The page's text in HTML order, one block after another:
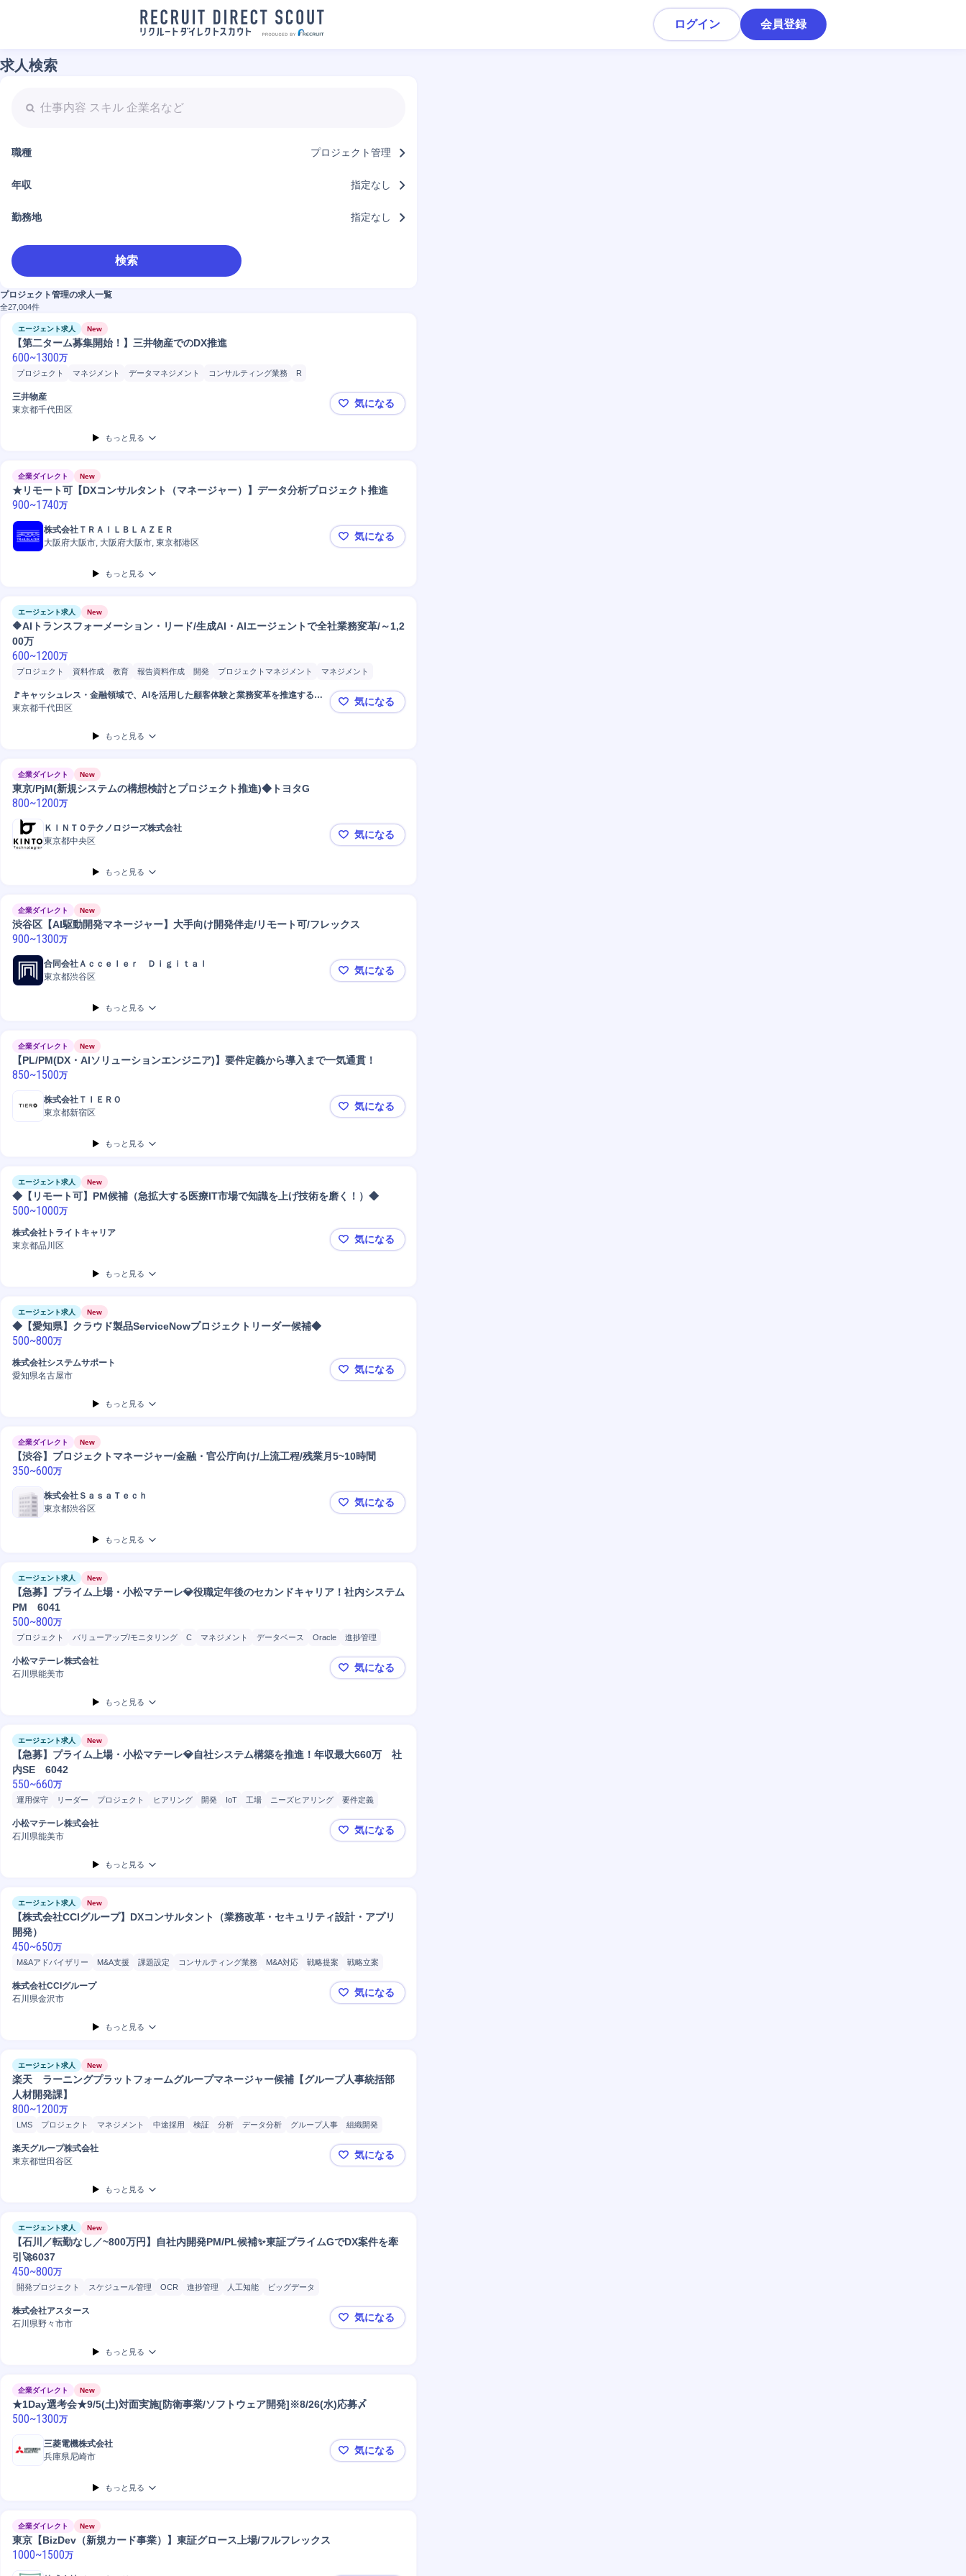
ログイン 会員登録
求人検索
職種 プロジェクト管理
年収 指定なし
勤務地 指定なし
検索
プロジェクト管理の求人一覧
全27,004件
エージェント求人 New
【第二ターム募集開始！】三井物産でのDX推進
600~1300万
プロジェクト マネジメント データマネジメント コンサルティング業務
R
プロジェクトマネジメント
三井物産
東京都千代田区
【第二ターム募集開始！】三井物産でのDX推進
気になる
もっと見る
企業ダイレクト New
★リモート可【DXコンサルタント（マネージャー）】データ分析プロジェクト推進
900~1740万
株式会社ＴＲＡＩＬＢＬＡＺＥＲ
大阪府大阪市, 大阪府大阪市, 東京都港区
★リモート可【DXコンサルタント（マネージャー）】データ分析プロジェクト推進
気になる
もっと見る
エージェント求人 New
🔶AIトランスフォーメーション・リード/生成AI・AIエージェントで全社業務変革/～1,2
00万
600~1200万
プロジェクト 資料作成 教育 報告資料作成 開発 プロジェクトマネジメント
マネジメント
開発プロジェクト コンプライアンス PoC 設計支援
ワークショップ開催
Python
SaaS
🚩キャッシュレス・金融領域で、AIを活用した顧客体験と業務変革を推進する事
業会社🚩
東京都千代田区 🔶AIトランスフォーメーション・リード/生成AI・AIエージェントで全社業務変革/～1,200万
気になる
もっと見る
企業ダイレクト New
東京/PjM(新規システムの構想検討とプロジェクト推進)◆トヨタG
800~1200万
ＫＩＮＴＯテクノロジーズ株式会社
東京都中央区
東京/PjM(新規システムの構想検討とプロジェクト推進)◆トヨタG
気になる
もっと見る
企業ダイレクト New
渋谷区【AI駆動開発マネージャー】大手向け開発伴走/リモート可/フレックス
900~1300万
合同会社Ａｃｃｅｌｅｒ Ｄｉｇｉｔａｌ
東京都渋谷区
渋谷区【AI駆動開発マネージャー】大手向け開発伴走/リモート可/フレックス
気になる
もっと見る
企業ダイレクト New
【PL/PM(DX・AIソリューションエンジニア)】要件定義から導入まで一気通貫！
850~1500万
株式会社ＴＩＥＲＯ
東京都新宿区
【PL/PM(DX・AIソリューションエンジニア)】要件定義から導入まで一気通貫！
気になる
もっと見る
エージェント求人 New
◆【リモート可】PM候補（急拡大する医療IT市場で知識を上げ技術を磨く！）◆
500~1000万
株式会社トライトキャリア
東京都品川区
◆【リモート可】PM候補（急拡大する医療IT市場で知識を上げ技術を磨く！）◆
気になる
もっと見る
エージェント求人 New
◆【愛知県】クラウド製品ServiceNowプロジェクトリーダー候補◆
500~800万
株式会社システムサポート
愛知県名古屋市
◆【愛知県】クラウド製品ServiceNowプロジェクトリーダー候補◆
気になる
もっと見る
企業ダイレクト New
【渋谷】プロジェクトマネージャー/金融・官公庁向け/上流工程/残業月5~10時間
350~600万
株式会社ＳａｓａＴｅｃｈ
東京都渋谷区
【渋谷】プロジェクトマネージャー/金融・官公庁向け/上流工程/残業月5~10時間
気になる
もっと見る
エージェント求人 New
【急募】プライム上場・小松マテーレ💎役職定年後のセカンドキャリア！社内システム
PM 6041
500~800万
プロジェクト バリューアップ/モニタリング C マネジメント データベース Oracle
進捗管理
スケジュール管理
リソース管理
小松マテーレ株式会社
石川県能美市
【急募】プライム上場・小松マテーレ💎役職定年後のセカンドキャリア！社内システムPM 6041
気になる
もっと見る
エージェント求人 New
【急募】プライム上場・小松マテーレ💎自社システム構築を推進！年収最大660万 社
内SE 6042
550~660万
運用保守 リーダー プロジェクト ヒアリング 開発 IoT 工場 ニーズヒアリング
要件定義
マネジメント
C Oracle
小松マテーレ株式会社
石川県能美市
【急募】プライム上場・小松マテーレ💎自社システム構築を推進！年収最大660万 社内SE 6042
気になる
もっと見る
エージェント求人 New
【株式会社CCIグループ】DXコンサルタント（業務改革・セキュリティ設計・アプリ
開発）
450~650万
M&Aアドバイザリー M&A支援 課題設定 コンサルティング業務 M&A対応 戦略提案
戦略立案
ローン/融資
M&Aコンサルティング
クラウド
サービス提供 顧客対応
営業
株式会社CCIグループ
石川県金沢市
【株式会社CCIグループ】DXコンサルタント（業務改革・セキュリティ設計・アプリ開発）
気になる
もっと見る
エージェント求人 New
楽天 ラーニングプラットフォームグループマネージャー候補【グループ人事統括部
人材開発課】
800~1200万
LMS プロジェクト マネジメント 中途採用 検証 分析 データ分析 グループ人事
組織開発
人事
運用保守 Workday
楽天グループ株式会社
東京都世田谷区
楽天 ラーニングプラットフォームグループマネージャー候補【グループ人事統括部 人材開発課】
気になる
もっと見る
エージェント求人 New
【石川／転勤なし／~800万円】自社内開発PM/PL候補✨東証プライムGでDX案件を牽
引🚀6037
450~800万
開発プロジェクト スケジュール管理 OCR 進捗管理 人工知能
ビッグデータ
プロジェクトマネジメント
システム開発
株式会社アスタース
石川県野々市市
【石川／転勤なし／~800万円】自社内開発PM/PL候補✨東証プライムGでDX案件を牽引🚀6037
気になる
もっと見る
企業ダイレクト New
★1Day選考会★9/5(土)対面実施[防衛事業/ソフトウェア開発]※8/26(水)応募〆
500~1300万
三菱電機株式会社
兵庫県尼崎市
★1Day選考会★9/5(土)対面実施[防衛事業/ソフトウェア開発]※8/26(水)応募〆
気になる
もっと見る
企業ダイレクト New
東京【BizDev（新規カード事業）】東証グロース上場/フルフレックス
1000~1500万